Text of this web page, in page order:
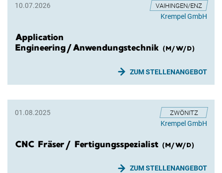
10.07.2026 VAIHINGEN/ENZ
Krempel GmbH
Application
Engineering/Anwendungstechnik (M/W/D)
ZUM STELLENANGEBOT
01.08.2025 ZWÖNITZ
Krempel GmbH
CNC Fräser/ Fertigungsspezialist (M/W/D)
ZUM STELLENANGEBOT